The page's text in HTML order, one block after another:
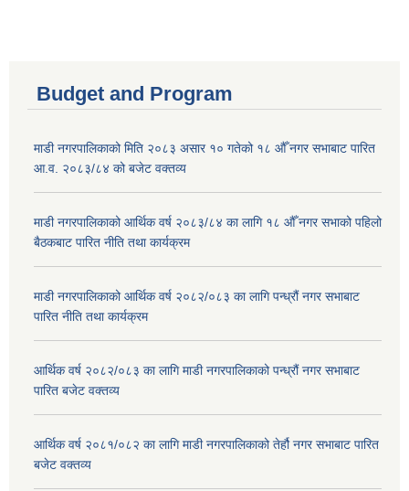
Budget and Program
माडी नगरपालिकाको मिति २०८३ असार १० गतेको १८ औँ नगर सभाबाट पारित
आ.व. २०८३/८४ को बजेट वक्तव्य
माडी नगरपालिकाको आर्थिक वर्ष २०८३/८४ का लागि १८ औँ नगर सभाको पहिलो
बैठकबाट पारित नीति तथा कार्यक्रम
माडी नगरपालिकाको आर्थिक वर्ष २०८२/०८३ का लागि पन्ध्रौं नगर सभाबाट
पारित नीति तथा कार्यक्रम
आर्थिक वर्ष २०८२/०८३ का लागि माडी नगरपालिकाको पन्ध्रौं नगर सभाबाट
पारित बजेट वक्तव्य
आर्थिक वर्ष २०८१/०८२ का लागि माडी नगरपालिकाको तेर्हौ नगर सभाबाट पारित
बजेट वक्तव्य